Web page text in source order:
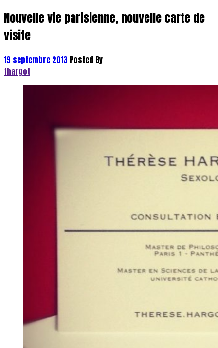
Nouvelle vie parisienne, nouvelle carte de
visite
19 septembre 2013 Posted By
thargot